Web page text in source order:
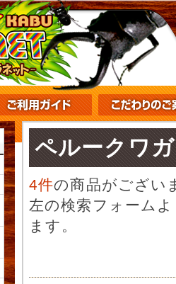
ペルークワ
4件の商品がござい
左の検索フォーム
ます。